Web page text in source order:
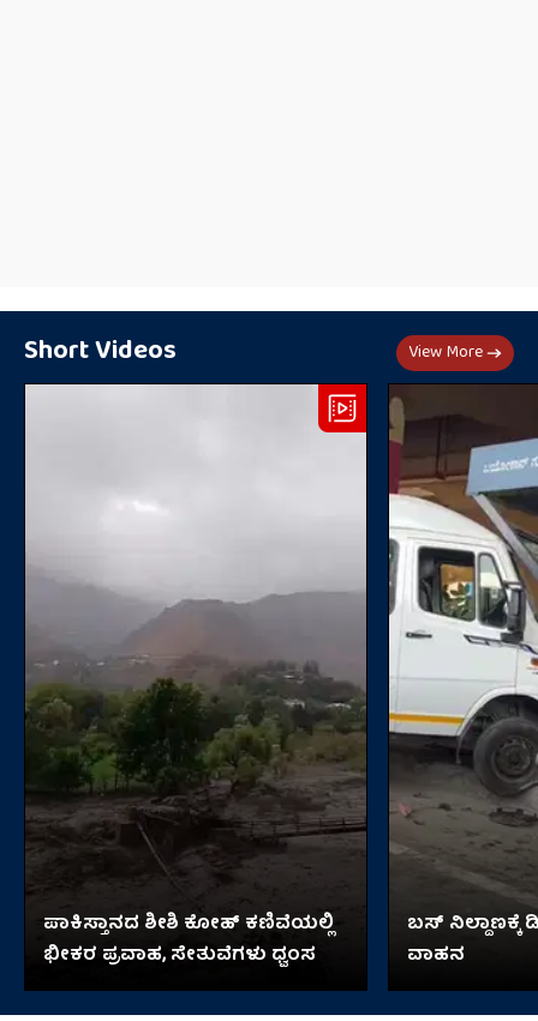
Short Videos View More
ಪಾಕಿಸ್ತಾನದ ಶೀಶಿ ಕೋಹ್ ಕಣಿವೆಯಲ್ಲಿ
ಭೀಕರ ಪ್ರವಾಹ, ಸೇತುವೆಗಳು ಧ್ವಂಸ
ಬಸ್​​ ನಿಲ್ದಾಣಕ್ಕೆ
ವಾಹನ